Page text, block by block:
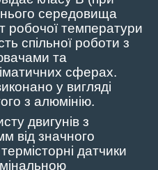
середовища
робочої температури
спільної роботи з
та
сферах.
у вигляді
з алюмінію.
двигунів з
від значного
датчики